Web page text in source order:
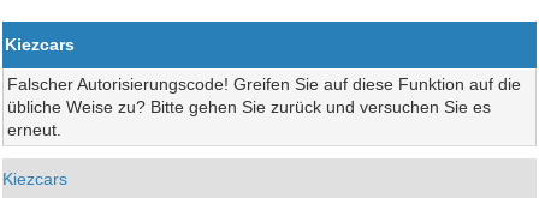
Kiezcars
Falscher Autorisierungscode! Greifen Sie auf diese Funktion auf die
übliche Weise zu? Bitte gehen Sie zurück und versuchen Sie es
erneut.
Kiezcars